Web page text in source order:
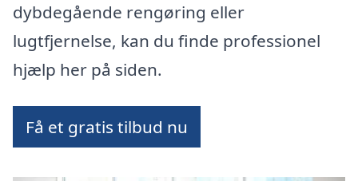
dybdegående rengøring eller
lugtfjernelse, kan du finde professionel
hjælp her på siden.
Få et gratis tilbud nu